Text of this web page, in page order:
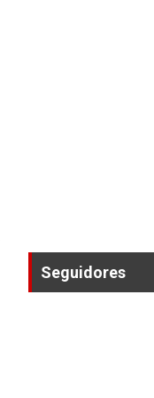
ELECTRIZANTE
Seguidores